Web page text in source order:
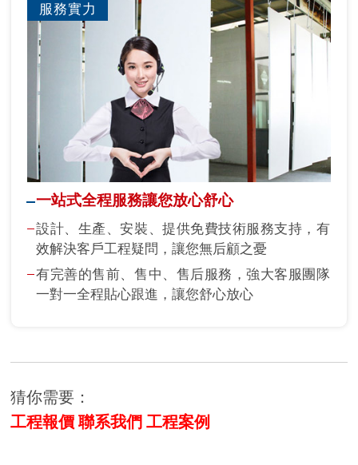
服務實力
一站式全程服務讓您放心舒心
設計、生產、安裝、提供免費技術服務支持，有
效解決客戶工程疑問，讓您無后顧之憂
有完善的售前、售中、售后服務，強大客服團隊
一對一全程貼心跟進，讓您舒心放心
猜你需要：
工程報價 聯系我們 工程案例